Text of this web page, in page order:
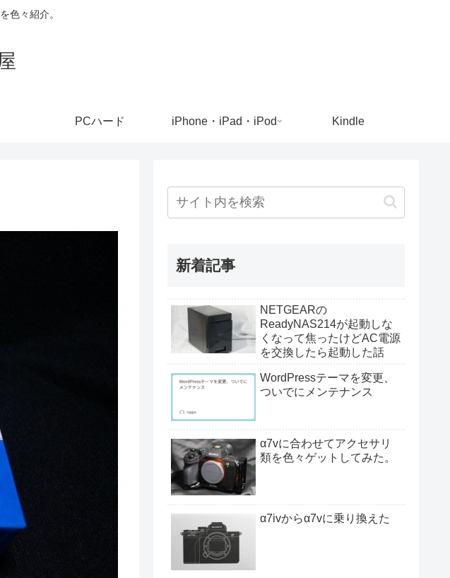
色々紹介。
PCハード iPhone・iPad・iPod Kindle
新着記事
NETGEARの
ReadyNAS214が起動しな
くなって焦ったけどAC電源
を交換したら起動した話
WordPressテーマを変更、
ついでにメンテナンス
α7vに合わせてアクセサリ
類を色々ゲットしてみた。
α7ivからα7vに乗り換えた